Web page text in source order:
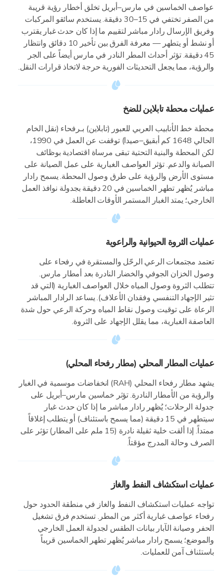
عواصف الخماسين في مارس–أبريل تخلق أخطار رؤية قريبة
من الصفر تختفي في 15–30 دقيقة. يستخدم سائقو المركبات
وفريق الإرسال رادار مباشر لتقييم ما إذا كان حدث غبار يقترب
أو نشط أو يتطهر — معرفة الفرق بين تأخير 10 دقائق وانتظار
45 دقيقة. تؤثر أحداث المطر النادر في مارس أيضاً على الجر
والرؤية، مما يجعل التحديثات الفورية حرجة لاتخاذ قرارات النقل.
عمليات محطة تابلاين للضخ
محطة خط الأنابيب العربي للعبور (تابلاين) بـرفحاء (نقل الخام
الحالي 1648 كم أبقيق–صيدا) توقفت عن العمل في 1990،
لكن المحطة والبنية التحتية تبقى مرساة اقتصادية بوظائف
الصيانة والدعم. تؤثر العواصف الغبارية على عمل الصيانة على
مستوى الأرض والرؤية على طرق وصول المحطة. يسمح رادار
مباشر يُظهر تطهر الخماسين في 20 دقيقة بجدولة نوافذ العمل
الخارجي؛ يمتد الغبار المستمر الأوقات العاطلة.
عمليات الثروة الحيوانية والراعوية
تعتمد مجتمعات الرعي الرحّل والمستقرة في رفحاء على
وصول الخزان الجوفي والخضار النادرة بعد أمطار مارس.
تتطلب الثروة وصول المياه خلال العواصف الغبارية (التي قد
تثير الإجهاد التنفسي وفقدان الأعلاف). يساعد الرادار المباشر
الرعاة على توقيت وصول نقاط المياه وحركة الرعي حول شدة
العاصفة الغبارية، مما يقلل الإجهاد على الثروة.
عمليات المطار المحلي (مطار رفحاء المحلي)
يشهد مطار رفحاء المحلي (RAH) انخفاضات موسمية في الغبار
والرؤية من الأمطار النادرة. تؤثر خماسين مارس–أبريل على
جدولة الرحلات؛ يُظهر رادار مباشر ما إذا كان حدث غبار
سيتطهر في 15 دقيقة (مما يسمح باستئناف) أو يتطلب إغلاقاً
ممتداً. إذا ألقت خلية ثقيلة نادرة (15 ملم على المطار) تؤثر على
الصرف وحالة المدرج مؤقتاً.
عمليات استكشاف النفط والغاز
تواجه عمليات استكشاف النفط والغاز في منطقة الحدود حول
رفحاء عواصف غبارية أكثر من المطر. تستخدم فرق تشغيل
الحفر وصيانة الآبار بيانات الطقس لجدولة العمل الخارجي
والموضع؛ يسمح رادار مباشر يُظهر تطهر الخماسين قريباً
باستئناف آمن للعمليات.